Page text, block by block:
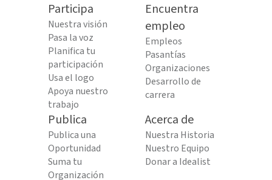
Participa
Nuestra visión
Pasa la voz
Planifica tu
participación
Usa el logo
Apoya nuestro
trabajo
Encuentra
empleo
Empleos
Pasantías
Organizaciones
Desarrollo de
carrera
Publica
Publica una
Oportunidad
Suma tu
Organización
Acerca de
Nuestra Historia
Nuestro Equipo
Donar a Idealist